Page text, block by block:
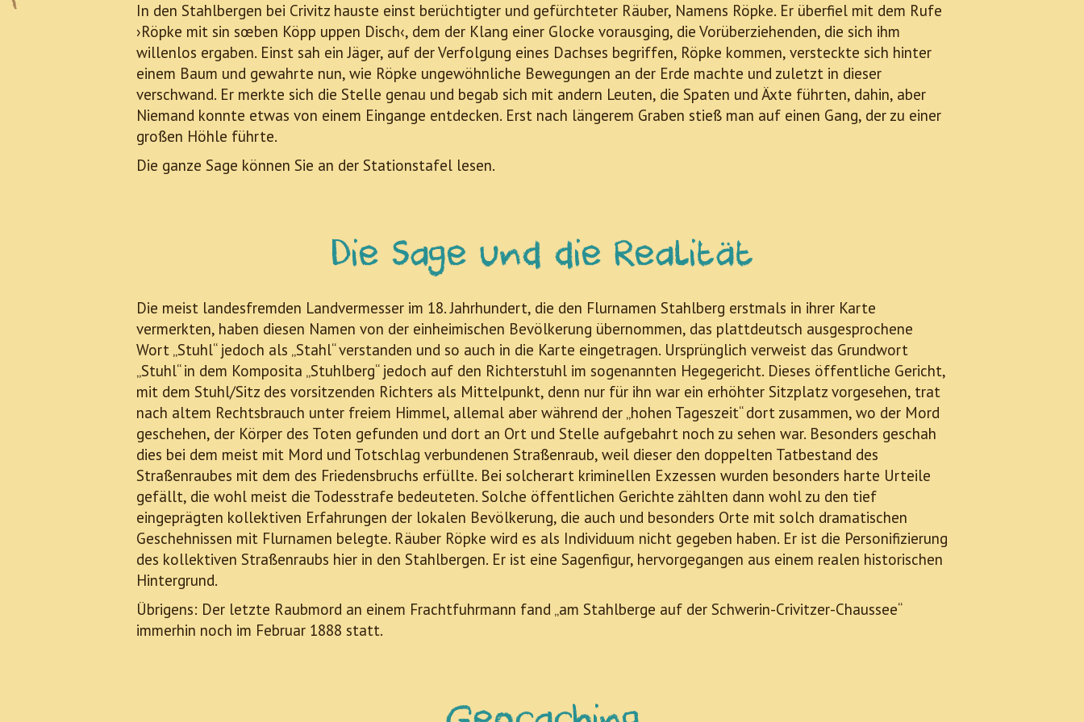
In den Stahlbergen bei Crivitz hauste einst berüchtigter und gefürchteter Räuber, Namens Röpke. Er überfiel mit dem Rufe
›Röpke mit sin sœben Köpp uppen Disch‹, dem der Klang einer Glocke vorausging, die Vorüberziehenden, die sich ihm
willenlos ergaben. Einst sah ein Jäger, auf der Verfolgung eines Dachses begriffen, Röpke kommen, versteckte sich hinter
einem Baum und gewahrte nun, wie Röpke ungewöhnliche Bewegungen an der Erde machte und zuletzt in dieser
verschwand. Er merkte sich die Stelle genau und begab sich mit andern Leuten, die Spaten und Äxte führten, dahin, aber
Niemand konnte etwas von einem Eingange entdecken. Erst nach längerem Graben stieß man auf einen Gang, der zu einer
großen Höhle führte.
Die ganze Sage können Sie an der Stationstafel lesen.
Die Sage und die Realität
Die meist landesfremden Landvermesser im 18. Jahrhundert, die den Flurnamen Stahlberg erstmals in ihrer Karte
vermerkten, haben diesen Namen von der einheimischen Bevölkerung übernommen, das plattdeutsch ausgesprochene
Wort „Stuhl“ jedoch als „Stahl“ verstanden und so auch in die Karte eingetragen. Ursprünglich verweist das Grundwort
„Stuhl“ in dem Komposita „Stuhlberg“ jedoch auf den Richterstuhl im sogenannten Hegegericht. Dieses öffentliche Gericht,
mit dem Stuhl/Sitz des vorsitzenden Richters als Mittelpunkt, denn nur für ihn war ein erhöhter Sitzplatz vorgesehen, trat
nach altem Rechtsbrauch unter freiem Himmel, allemal aber während der „hohen Tageszeit“ dort zusammen, wo der Mord
geschehen, der Körper des Toten gefunden und dort an Ort und Stelle aufgebahrt noch zu sehen war. Besonders geschah
dies bei dem meist mit Mord und Totschlag verbundenen Straßenraub, weil dieser den doppelten Tatbestand des
Straßenraubes mit dem des Friedensbruchs erfüllte. Bei solcherart kriminellen Exzessen wurden besonders harte Urteile
gefällt, die wohl meist die Todesstrafe bedeuteten. Solche öffentlichen Gerichte zählten dann wohl zu den tief
eingeprägten kollektiven Erfahrungen der lokalen Bevölkerung, die auch und besonders Orte mit solch dramatischen
Geschehnissen mit Flurnamen belegte. Räuber Röpke wird es als Individuum nicht gegeben haben. Er ist die Personifizierung
des kollektiven Straßenraubs hier in den Stahlbergen. Er ist eine Sagenfigur, hervorgegangen aus einem realen historischen
Hintergrund.
Übrigens: Der letzte Raubmord an einem Frachtfuhrmann fand „am Stahlberge auf der Schwerin-Crivitzer-Chaussee“
immerhin noch im Februar 1888 statt.